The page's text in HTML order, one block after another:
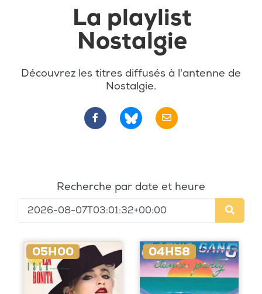
La playlist
Nostalgie
Découvrez les titres diffusés à l'antenne de
Nostalgie.
Recherche par date et heure
05H00 04H58